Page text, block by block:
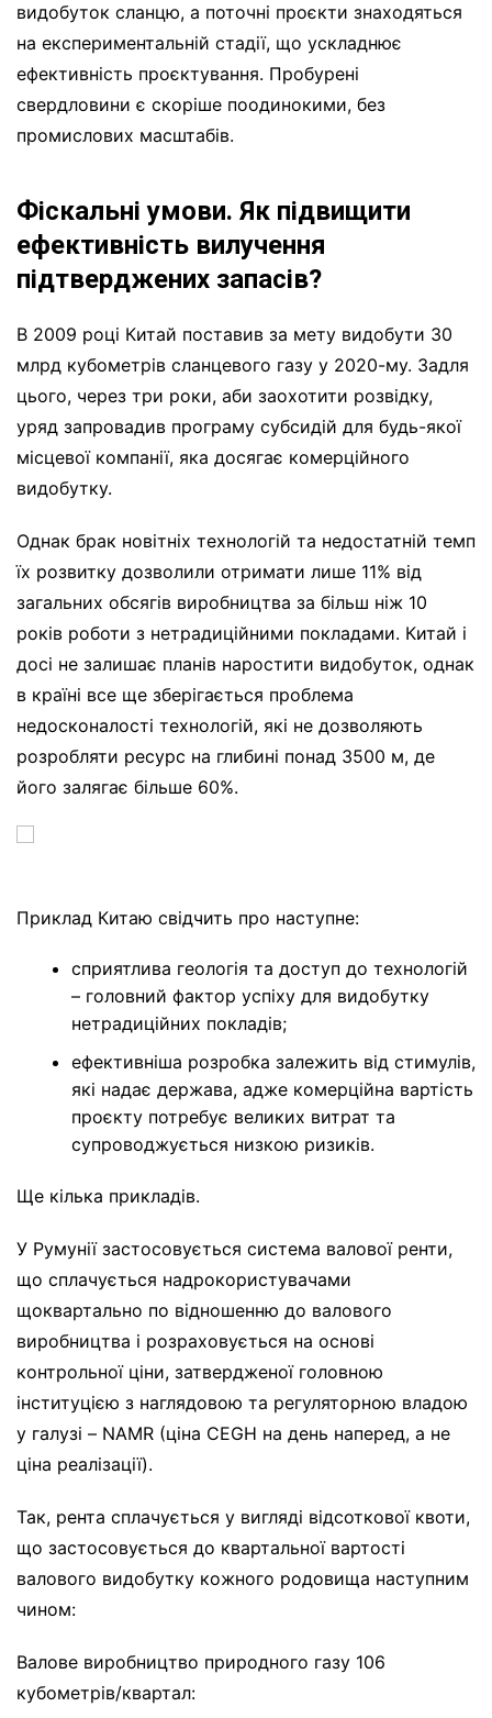
видобуток сланцю, а поточні проєкти знаходяться
на експериментальній стадії, що ускладнює
ефективність проєктування. Пробурені
свердловини є скоріше поодинокими, без
промислових масштабів.
Фіскальні умови. Як підвищити
ефективність вилучення
підтверджених запасів?
В 2009 році Китай поставив за мету видобути 30
млрд кубометрів сланцевого газу у 2020-му. Задля
цього, через три роки, аби заохотити розвідку,
уряд запровадив програму субсидій для будь-якої
місцевої компанії, яка досягає комерційного
видобутку.
Однак брак новітніх технологій та недостатній темп
їх розвитку дозволили отримати лише 11% від
загальних обсягів виробництва за більш ніж 10
років роботи з нетрадиційними покладами. Китай і
досі не залишає планів наростити видобуток, однак
в країні все ще зберігається проблема
недосконалості технологій, які не дозволяють
розробляти ресурс на глибині понад 3500 м, де
його залягає більше 60%.
Приклад Китаю свідчить про наступне:
сприятлива геологія та доступ до технологій
– головний фактор успіху для видобутку
нетрадиційних покладів;
ефективніша розробка залежить від стимулів,
які надає держава, адже комерційна вартість
проєкту потребує великих витрат та
супроводжується низкою ризиків.
Ще кілька прикладів.
У Румунії застосовується система валової ренти,
що сплачується надрокористувачами
щоквартально по відношенню до валового
виробництва і розраховується на основі
контрольної ціни, затвердженої головною
інституцією з наглядовою та регуляторною владою
у галузі – NAMR (ціна CEGH на день наперед, а не
ціна реалізації).
Так, рента сплачується у вигляді відсоткової квоти,
що застосовується до квартальної вартості
валового видобутку кожного родовища наступним
чином:
Валове виробництво природного газу 106
кубометрів/квартал: